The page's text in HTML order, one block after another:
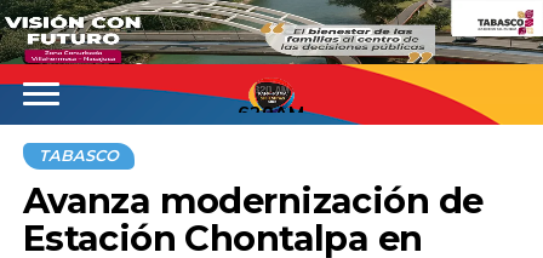
620AM
TABASCO
Avanza modernización de
Estación Chontalpa en